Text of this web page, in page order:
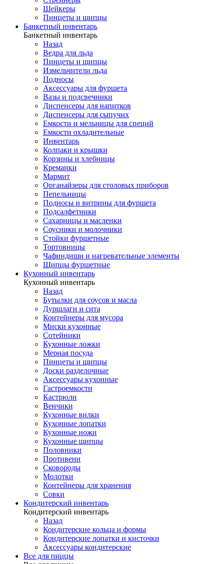
Шейкеры
Пинцеты и щипцы
Банкетный инвентарь
Банкетный инвентарь
Назад
Ведра для льда
Пинцеты и щипцы
Измельчители льда
Подносы
Аксессуары для фуршета
Вазы и подсвечники
Диспенсеры для напитков
Диспенсеры для сыпучих
Емкости и мельницы для специй
Емкости охладительные
Инвентарь
Колпаки и крышки
Корзины и хлебницы
Креманки
Мармит
Органайзеры для столовых приборов
Пепельницы
Подносы и витрины для фуршета
Подсалфетники
Сахарницы и масленки
Соусники и молочники
Стойки фуршетные
Тортовницы
Чафиндиши и нагревательные элементы
Щипцы фуршетные
Кухонный инвентарь
Кухонный инвентарь
Назад
Бутылки для соусов и масла
Дуршлаги и сита
Контейнеры для мусора
Миски кухонные
Сотейники
Кухонные ложки
Мерная посуда
Пинцеты и щипцы
Доски разделочные
Аксессуары кухонные
Гастроемкости
Кастрюли
Венчики
Кухонные вилки
Кухонные лопатки
Кухонные ножи
Кухонные щипцы
Половники
Противени
Сковороды
Молотки
Контейнеры для хранения
Совки
Кондитерский инвентарь
Кондитерский инвентарь
Назад
Кондитерские кольца и формы
Кондитерские лопатки и кисточки
Аксессуары кондитерские
Все для пиццы